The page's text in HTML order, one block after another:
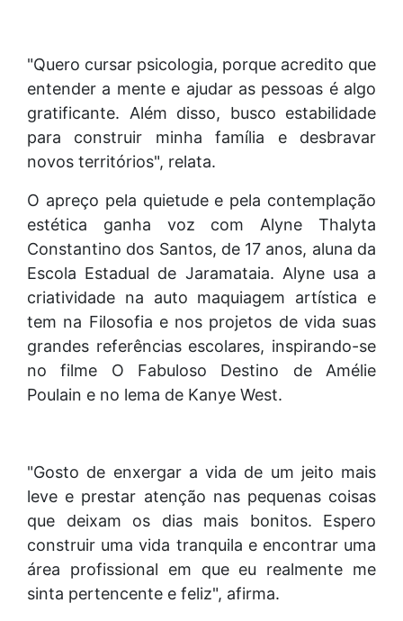
"Quero cursar psicologia, porque acredito que
entender a mente e ajudar as pessoas é algo
gratificante. Além disso, busco estabilidade
para construir minha família e desbravar
novos territórios", relata.
O apreço pela quietude e pela contemplação
estética ganha voz com Alyne Thalyta
Constantino dos Santos, de 17 anos, aluna da
Escola Estadual de Jaramataia. Alyne usa a
criatividade na auto maquiagem artística e
tem na Filosofia e nos projetos de vida suas
grandes referências escolares, inspirando-se
no filme O Fabuloso Destino de Amélie
Poulain e no lema de Kanye West.
"Gosto de enxergar a vida de um jeito mais
leve e prestar atenção nas pequenas coisas
que deixam os dias mais bonitos. Espero
construir uma vida tranquila e encontrar uma
área profissional em que eu realmente me
sinta pertencente e feliz", afirma.